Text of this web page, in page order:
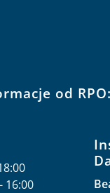
od RPO:
16:00